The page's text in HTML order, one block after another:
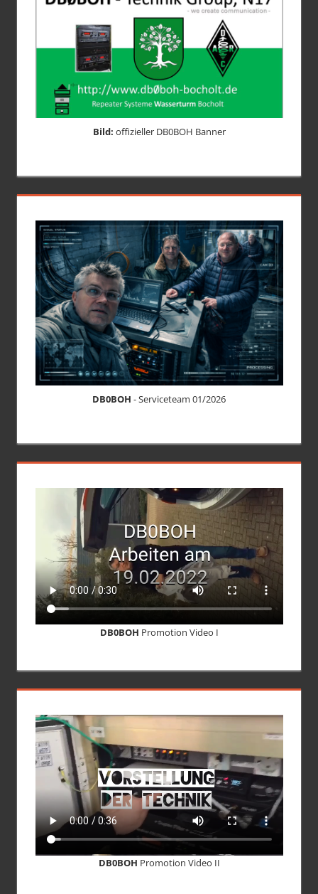
Bild: offizieller DB0BOH Banner
DB0BOH - Serviceteam 01/2026
DB0BOH Promotion Video I
DB0BOH Promotion Video II